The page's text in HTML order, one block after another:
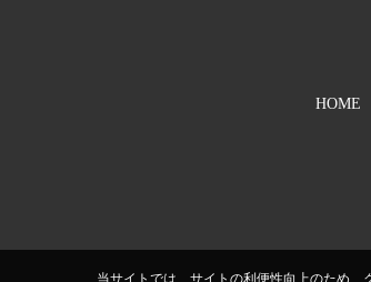
当サイトでは、サイトの利便性向上のため、
HOME